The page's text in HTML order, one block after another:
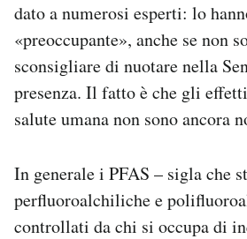
dato a numerosi esperti: lo
«preoccupante», anche se non
sconsigliare di nuotare nella
presenza. Il fatto è che gli
salute umana non sono ancora
In generale i PFAS – sigla che
perfluoroalchiliche e
controllati da chi si occupa di